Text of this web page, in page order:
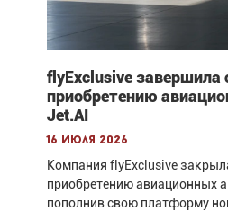
flyExclusive завершила
приобретению
Jet.AI
16 июля 2026
Компания flyExclusive
приобретению авиационных
пополнив свою платформу